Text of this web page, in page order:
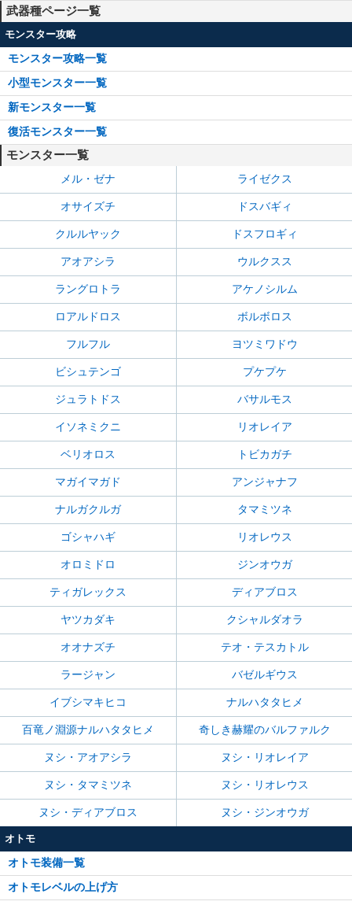
武器種ページ一覧
モンスター攻略
モンスター攻略一覧
小型モンスター一覧
新モンスター一覧
復活モンスター一覧
モンスター一覧
メル・ゼナ ライゼクス
オサイズチ ドスバギィ
クルルヤック ドスフロギィ
アオアシラ ウルクスス
ラングロトラ アケノシルム
ロアルドロス ボルボロス
フルフル ヨツミワドウ
ビシュテンゴ プケプケ
ジュラトドス バサルモス
イソネミクニ リオレイア
ベリオロス トビカガチ
マガイマガド アンジャナフ
ナルガクルガ タマミツネ
ゴシャハギ リオレウス
オロミドロ ジンオウガ
ティガレックス ディアブロス
ヤツカダキ クシャルダオラ
オオナズチ テオ・テスカトル
ラージャン バゼルギウス
イブシマキヒコ ナルハタタヒメ
百竜ノ淵源ナルハタタヒメ 奇しき赫耀のバルファルク
ヌシ・アオアシラ ヌシ・リオレイア
ヌシ・タマミツネ ヌシ・リオレウス
ヌシ・ディアブロス ヌシ・ジンオウガ
オトモ
オトモ装備一覧
オトモレベルの上げ方